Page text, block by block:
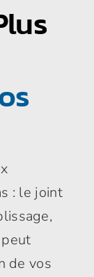
: le joint
de vos